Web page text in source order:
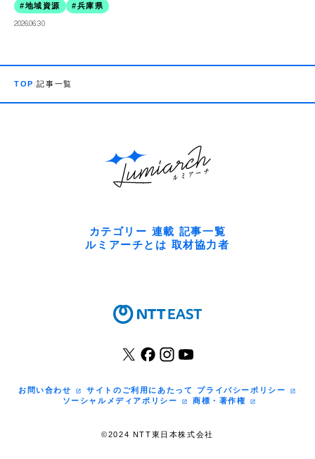
地域資源 兵庫県
2026.06.30
TOP 記事一覧
カテゴリー 連載 記事一覧
ルミアーチとは 取材協力者
お問い合わせ サイトのご利用にあたって
プライバシーポリシー
ソーシャルメディアポリシー
商標・著作権
©2024 NTT東日本株式会社